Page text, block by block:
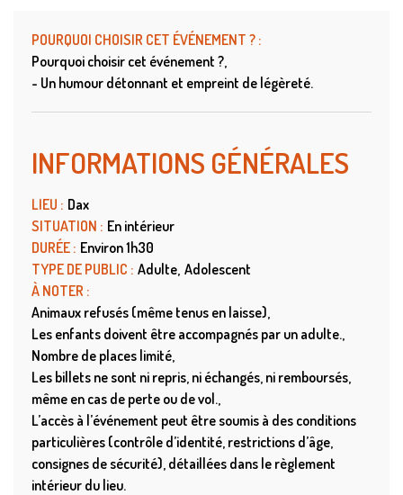
POURQUOI CHOISIR CET ÉVÉNEMENT ? :
Pourquoi choisir cet événement ?
- Un humour détonnant et empreint de légèreté.
INFORMATIONS GÉNÉRALES
LIEU : Dax
SITUATION : En intérieur
DURÉE : Environ 1h30
TYPE DE PUBLIC : Adulte Adolescent
À NOTER :
Animaux refusés (même tenus en laisse)
Les enfants doivent être accompagnés par un adulte.
Nombre de places limité
Les billets ne sont ni repris, ni échangés, ni remboursés,
même en cas de perte ou de vol.
L’accès à l’événement peut être soumis à des conditions
particulières (contrôle d’identité, restrictions d’âge,
consignes de sécurité), détaillées dans le règlement
intérieur du lieu.